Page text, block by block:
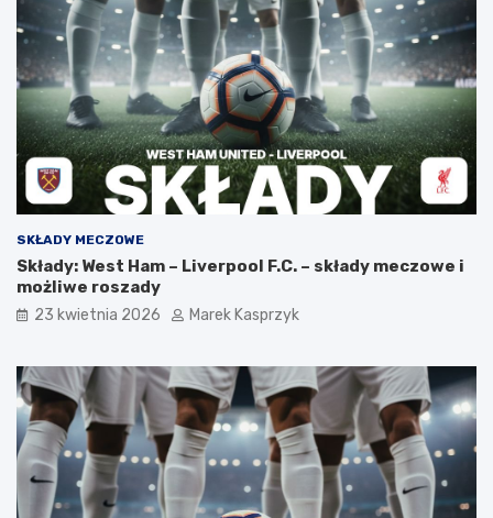
SKŁADY MECZOWE
Składy: West Ham – Liverpool F.C. – składy meczowe i
możliwe roszady
23 kwietnia 2026 Marek Kasprzyk